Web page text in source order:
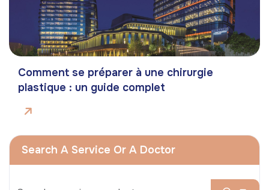
Comment se préparer à une chirurgie
plastique : un guide complet
Search A Service Or A Doctor